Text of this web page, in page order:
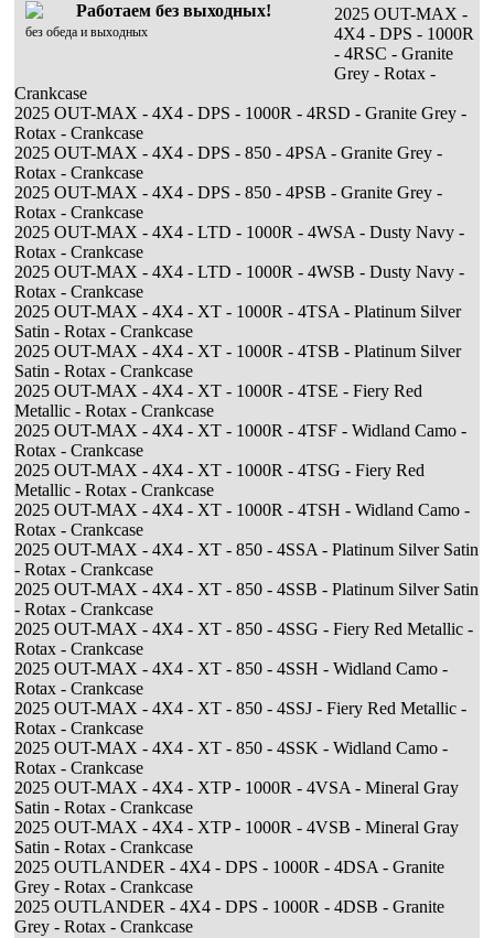
Работаем без выходных!
без обеда и выходных
2025 OUT-MAX -
4X4 - DPS - 1000R
- 4RSC - Granite
Grey - Rotax -
Crankcase
2025 OUT-MAX - 4X4 - DPS - 1000R - 4RSD - Granite Grey -
Rotax - Crankcase
2025 OUT-MAX - 4X4 - DPS - 850 - 4PSA - Granite Grey -
Rotax - Crankcase
2025 OUT-MAX - 4X4 - DPS - 850 - 4PSB - Granite Grey -
Rotax - Crankcase
2025 OUT-MAX - 4X4 - LTD - 1000R - 4WSA - Dusty Navy -
Rotax - Crankcase
2025 OUT-MAX - 4X4 - LTD - 1000R - 4WSB - Dusty Navy -
Rotax - Crankcase
2025 OUT-MAX - 4X4 - XT - 1000R - 4TSA - Platinum Silver
Satin - Rotax - Crankcase
2025 OUT-MAX - 4X4 - XT - 1000R - 4TSB - Platinum Silver
Satin - Rotax - Crankcase
2025 OUT-MAX - 4X4 - XT - 1000R - 4TSE - Fiery Red
Metallic - Rotax - Crankcase
2025 OUT-MAX - 4X4 - XT - 1000R - 4TSF - Widland Camo -
Rotax - Crankcase
2025 OUT-MAX - 4X4 - XT - 1000R - 4TSG - Fiery Red
Metallic - Rotax - Crankcase
2025 OUT-MAX - 4X4 - XT - 1000R - 4TSH - Widland Camo -
Rotax - Crankcase
2025 OUT-MAX - 4X4 - XT - 850 - 4SSA - Platinum Silver Satin
- Rotax - Crankcase
2025 OUT-MAX - 4X4 - XT - 850 - 4SSB - Platinum Silver Satin
- Rotax - Crankcase
2025 OUT-MAX - 4X4 - XT - 850 - 4SSG - Fiery Red Metallic -
Rotax - Crankcase
2025 OUT-MAX - 4X4 - XT - 850 - 4SSH - Widland Camo -
Rotax - Crankcase
2025 OUT-MAX - 4X4 - XT - 850 - 4SSJ - Fiery Red Metallic -
Rotax - Crankcase
2025 OUT-MAX - 4X4 - XT - 850 - 4SSK - Widland Camo -
Rotax - Crankcase
2025 OUT-MAX - 4X4 - XTP - 1000R - 4VSA - Mineral Gray
Satin - Rotax - Crankcase
2025 OUT-MAX - 4X4 - XTP - 1000R - 4VSB - Mineral Gray
Satin - Rotax - Crankcase
2025 OUTLANDER - 4X4 - DPS - 1000R - 4DSA - Granite
Grey - Rotax - Crankcase
2025 OUTLANDER - 4X4 - DPS - 1000R - 4DSB - Granite
Grey - Rotax - Crankcase